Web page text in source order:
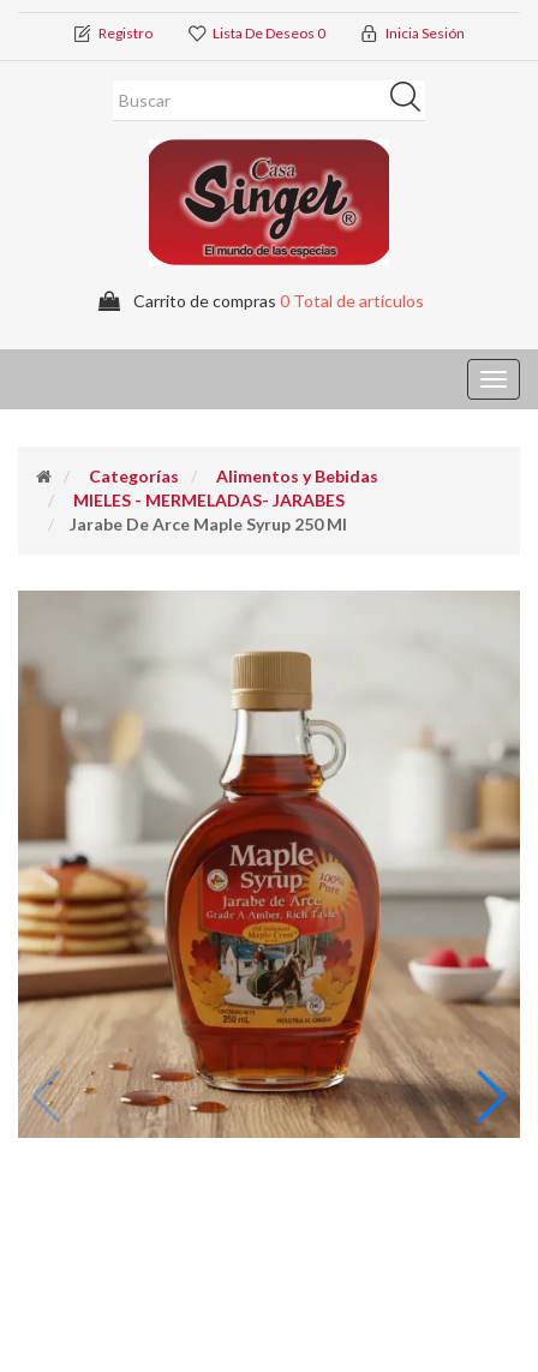
Registro Lista De Deseos 0 Inicia Sesión
Carrito de compras 0 Total de artículos
Categorías
Alimentos y Bebidas
MIELES - MERMELADAS- JARABES
Jarabe De Arce Maple Syrup 250 Ml